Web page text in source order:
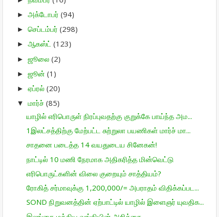
► அக்டோபர் (94)
► செப்டம்பர் (298)
► ஆகஸ்ட் (123)
► ஜூலை (2)
► ஜூன் (1)
► ஏப்ரல் (20)
▼ மார்ச் (85)
யாழில் எரிபொருள் நிரப்புவதற்கு குறுக்கே பாய்ந்த அம...
1இலட்சத்திற்கு மேற்பட்ட சுற்றுலா பயணிகள் மார்ச் மா...
சாதனை படைத்த 14 வயதுடைய சினேகன்!
நாட்டில் 10 மணி நேரமாக அதிகரித்த மின்வெட்டு
எரிபொருட்களின் விலை குறையும் சாத்தியம்?
ரோகித் சர்மாவுக்கு 1,200,000/= அபராதம் விதிக்கப்பட...
SOND நிறுவனத்தின் ஏற்பாட்டில் யாழில் இளைஞர் யுவதிக...